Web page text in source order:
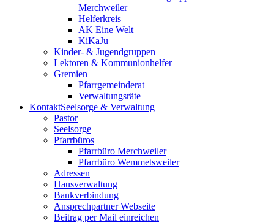
Merchweiler
Helferkreis
AK Eine Welt
KiKaJu
Kinder- & Jugendgruppen
Lektoren & Kommunionhelfer
Gremien
Pfarrgemeinderat
Verwaltungsräte
KontaktSeelsorge & Verwaltung
Pastor
Seelsorge
Pfarrbüros
Pfarrbüro Merchweiler
Pfarrbüro Wemmetsweiler
Adressen
Hausverwaltung
Bankverbindung
Ansprechpartner Webseite
Beitrag per Mail einreichen